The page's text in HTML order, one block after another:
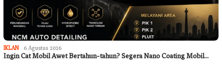
IKLAN 6 Agustus 2026
Ingin Cat Mobil Awet Bertahun-tahun? Segera Nano Coating Mobil…